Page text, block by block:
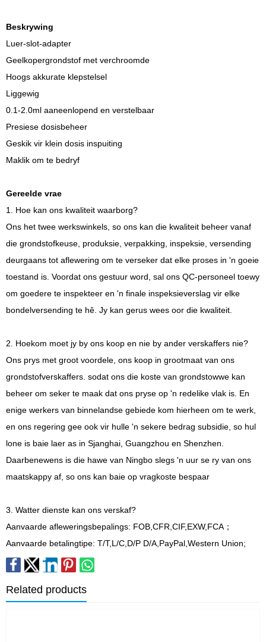
Beskrywing
Luer-slot-adapter
Geelkopergrondstof met verchroomde
Hoogs akkurate klepstelsel
Liggewig
0.1-2.0ml aaneenlopend en verstelbaar
Presiese dosisbeheer
Geskik vir klein dosis inspuiting
Maklik om te bedryf
Gereelde vrae
1. Hoe kan ons kwaliteit waarborg?
Ons het twee werkswinkels, so ons kan die kwaliteit beheer vanaf
die grondstofkeuse, produksie, verpakking, inspeksie, versending
deurgaans tot aflewering om te verseker dat elke proses in 'n goeie
toestand is. Voordat ons gestuur word, sal ons QC-personeel toewy
om goedere te inspekteer en 'n finale inspeksieverslag vir elke
bondelversending te hê. Jy kan gerus wees oor die kwaliteit.
2. Hoekom moet jy by ons koop en nie by ander verskaffers nie?
Ons prys met groot voordele, ons koop in grootmaat van ons
grondstofverskaffers. sodat ons die koste van grondstowwe kan
beheer om seker te maak dat ons pryse op 'n redelike vlak is. En
enige werkers van binnelandse gebiede kom hierheen om te werk,
en ons regering gee ook vir hulle 'n sekere bedrag subsidie, so hul
lone is baie laer as in Sjanghai, Guangzhou en Shenzhen.
Daarbenewens is die hawe van Ningbo slegs 'n uur se ry van ons
maatskappy af, so ons kan baie op vragkoste bespaar
3. Watter dienste kan ons verskaf?
Aanvaarde afleweringsbepalings: FOB,CFR,CIF,EXW,FCA；
Aanvaarde betalingtipe: T/T,L/C,D/P D/A,PayPal,Western Union;
Related products